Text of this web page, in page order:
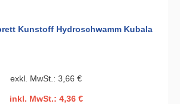
Kunstoff Hydroschwamm Kubala
exkl. MwSt.: 3,66 €
inkl. MwSt.: 4,36 €